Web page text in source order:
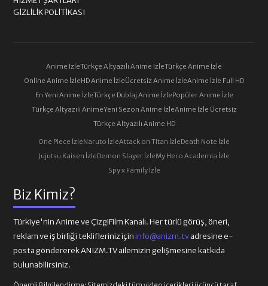
Biz Kimiz?
Türkiye'nin Anime ve ÇizgiFilm Kanalı. Her türlü görüş, öneri,
reklam ve iş birliği teklifleriniz içininfo@anizm.tvadresine e-
posta göndererek ANIZM.TV ailemizin gelişmesine katkıda
bulunabilirsiniz.
GIZLILIK POLITIKASI
Anime İzleTürkçe Altyazılı Anime İzleTürkçe Anime İzle
Online Anime İzleHD Anime İzleÜcretsiz Anime İzleAnime İzle Full HD
En Yeni Anime İzleTürkçe Dublaj Anime İzlePopüler Anime İzle
Türkçe Altyazılı AnimeYeni Sezon Anime İzleAnime İzle Ücretsiz
Türkçe Altyazılı Anime HD
One Piece İzleNaruto İzleAttack on Titan İzleDeath Note İzle
Jujutsu Kaisen İzleDemon Slayer İzleMy Hero Academia İzle
Spy x Family İzle